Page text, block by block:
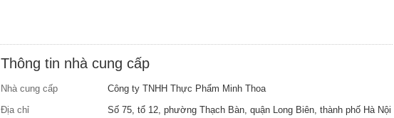
Thông tin nhà cung cấp
Nhà cung cấp
Công ty TNHH Thực Phẩm Minh Thoa
Địa chỉ
Số 75, tổ 12, phường Thạch Bàn, quận Long Biên, thành phố Hà Nội